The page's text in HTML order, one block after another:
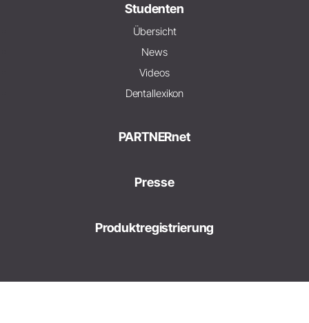
Studenten
Übersicht
News
Videos
Dentallexikon
PARTNERnet
Presse
Produktregistrierung